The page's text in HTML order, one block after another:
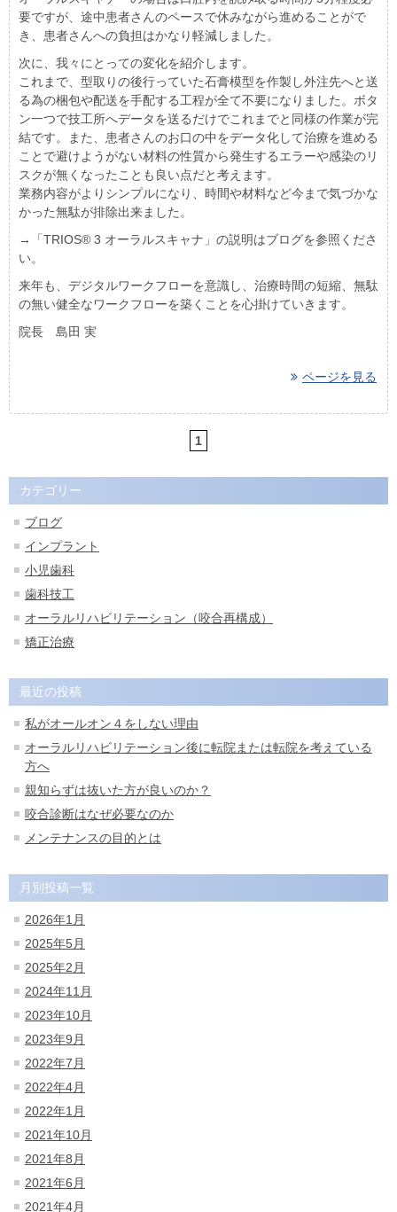
要ですが、途中患者さんのペースで休みながら進めることがで
き、患者さんへの負担はかなり軽減しました。
次に、我々にとっての変化を紹介します。
これまで、型取りの後行っていた石膏模型を作製し外注先へと送
る為の梱包や配送を手配する工程が全て不要になりました。ボタ
ン一つで技工所へデータを送るだけでこれまでと同様の作業が完
結です。また、患者さんのお口の中をデータ化して治療を進める
ことで避けようがない材料の性質から発生するエラーや感染のリ
スクが無くなったことも良い点だと考えます。
業務内容がよりシンプルになり、時間や材料など今まで気づかな
かった無駄が排除出来ました。
→
「TRIOS® 3 オーラルスキャナ」の説明はブログを参照くださ
い。
来年も、デジタルワークフローを意識し、治療時間の短縮、無駄
の無い健全なワークフローを築くことを心掛けていきます。
院長 島田 実
ページを見る
1
カテゴリー
ブログ
インプラント
小児歯科
歯科技工
オーラルリハビリテーション（咬合再構成）
矯正治療
最近の投稿
私がオールオン４をしない理由
オーラルリハビリテーション後に転院または転院を考えている
方へ
親知らずは抜いた方が良いのか？
咬合診断はなぜ必要なのか
メンテナンスの目的とは
月別投稿一覧
2026年1月
2025年5月
2025年2月
2024年11月
2023年10月
2023年9月
2022年7月
2022年4月
2022年1月
2021年10月
2021年8月
2021年6月
2021年4月